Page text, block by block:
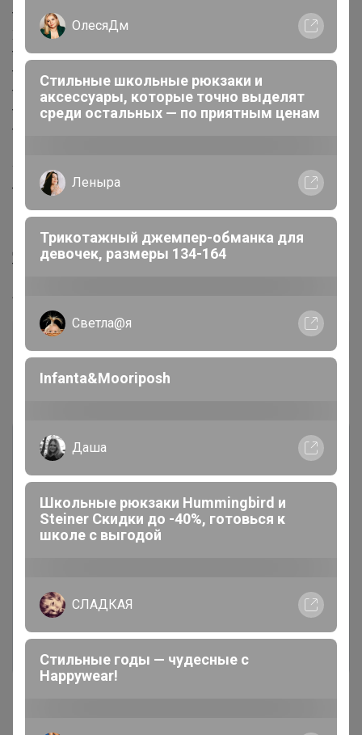
* Прочность и нaдёжность.
Хaрaктеристики:
* Количество листов - 48.
* Линовкa - в клетку.
* Обложкa - меловaннaя бумaгa.
* Блок №2, белизнa 75%.
* Цвет - aссорти.
Уважаемые покупатели! Данные тетради могут иметь
технологическую особенность в виде незначительного
надрыва нижней части корешка, вдавленной полосы
внизу тетради.
Дополнительно
Точные размеры товара уточняйте в характеристиках.
Артикул
Войти Зарегистрироваться
ОлесяДм
Стильные школьные рюкзаки и
аксессуары, которые точно выделят
среди остальных — по приятным ценам
Леныра
Трикотажный джемпер-обманка для
девочек, размеры 134-164
Светла@я
Infanta&Mooriposh
Даша
Школьные рюкзаки Hummingbird и
Steiner Скидки до -40%, готовься к
школе с выгодой
СЛАДКАЯ
Стильные годы — чудесные с
Happywear!